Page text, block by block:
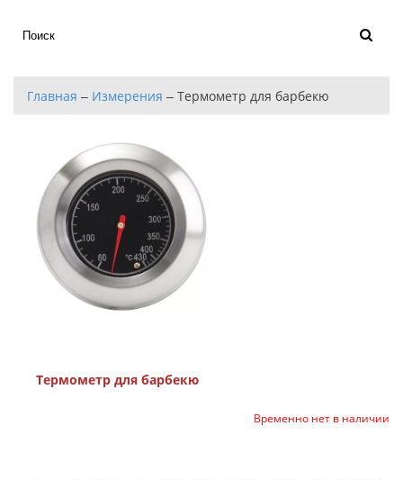
Главная – Измерения – Термометр для барбекю
Термометр для барбекю
Временно нет в наличии